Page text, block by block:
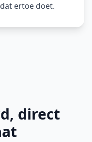
ertoe doet.
direct